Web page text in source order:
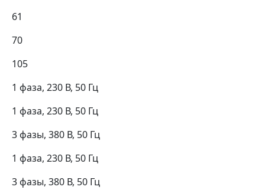
61
70
105
1 фаза, 230 В, 50 Гц
1 фаза, 230 В, 50 Гц
3 фазы, 380 В, 50 Гц
1 фаза, 230 В, 50 Гц
3 фазы, 380 В, 50 Гц